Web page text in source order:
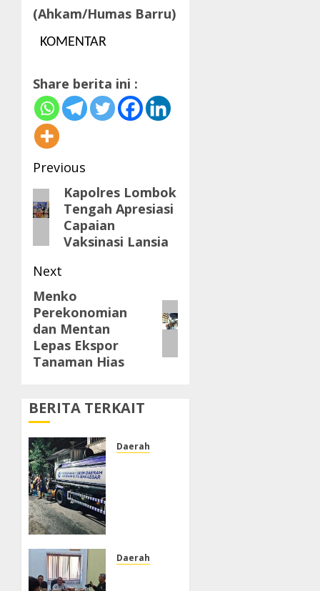
(Ahkam/Humas Barru)
KOMENTAR
Share berita ini :
Post
navigation
Previous
Previous
post:
Kapolres Lombok
Tengah Apresiasi
Capaian
Vaksinasi Lansia
Next
Next
post:
Menko
Perekonomian
dan Mentan
Lepas Ekspor
Tanaman Hias
BERITA TERKAIT
Daerah
Tengku
Daerah